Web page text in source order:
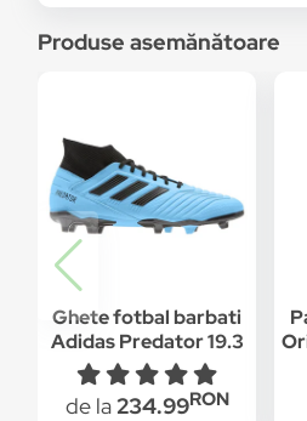
Produse asemănătoare
Ghete fotbal barbati
Adidas Predator 19.3
FG Albastru
de la234.99RON